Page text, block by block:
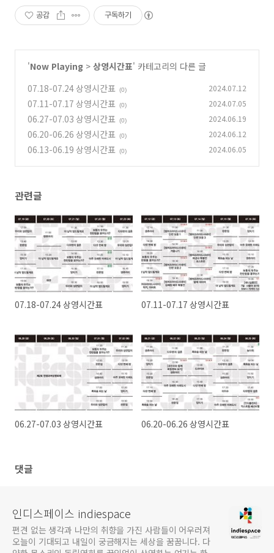
공감 구독하기
'Now Playing > 상영시간표' 카테고리의 다른 글
07.18-07.24 상영시간표 (0) 2024.07.12
07.11-07.17 상영시간표 (0) 2024.07.05
06.27-07.03 상영시간표 (0) 2024.06.19
06.20-06.26 상영시간표 (0) 2024.06.12
06.13-06.19 상영시간표 (0) 2024.06.05
관련글
07.18-07.24 상영시간표 07.11-07.17 상영시간표
06.27-07.03 상영시간표 06.20-06.26 상영시간표
댓글
인디스페이스 indiespace
편견 없는 생각과 나만의 취향을 가진 사람들이 어우러져
오늘이 기대되고 내일이 궁금해지는 세상을 꿈꿉니다. 다